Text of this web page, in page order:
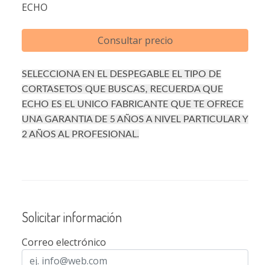
ECHO
Consultar precio
SELECCIONA EN EL DESPEGABLE EL TIPO DE
CORTASETOS QUE BUSCAS, RECUERDA QUE
ECHO ES EL UNICO FABRICANTE QUE TE OFRECE
UNA GARANTIA DE 5 AÑOS A NIVEL PARTICULAR Y
2 AÑOS AL PROFESIONAL.
Solicitar información
Correo electrónico